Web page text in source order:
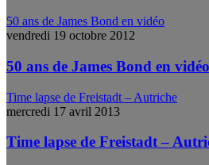
50 ans de James Bond en vidéo
vendredi 19 octobre 2012
50 ans de James Bond en vidéo
Time lapse de Freistadt – Autriche
mercredi 17 avril 2013
Time lapse de Freistadt –